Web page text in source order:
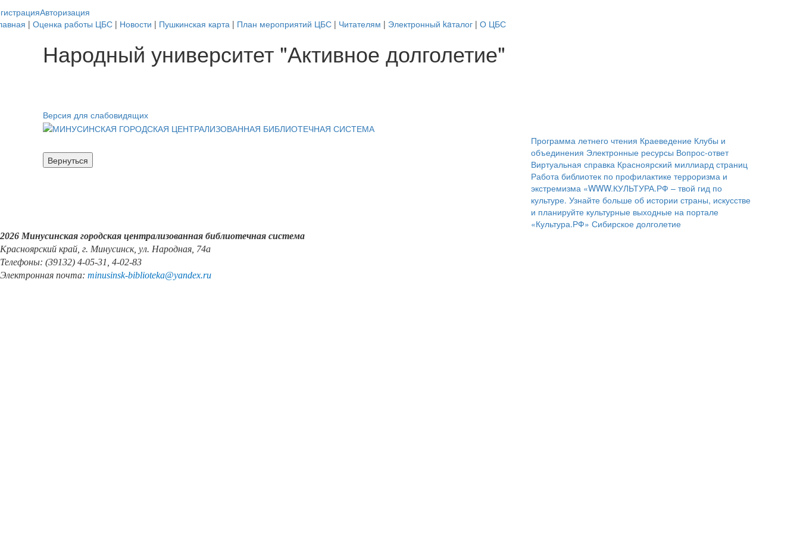
Авторизация
| Оценка работы ЦБС | Новости | Пушкинская карта | План мероприятий ЦБС | Читателям | Электронный kaталог | О ЦБС
Народный университет "Активное долголетие"
Версия для слабовидящих
Программа летнего чтения Краеведение Клубы и
объединения Электронные ресурсы Вопрос-ответ
Виртуальная справка Красноярский миллиард страниц
Работа библиотек по профилактике терроризма и
экстремизма «WWW.КУЛЬТУРА.РФ – твой гид по
культуре. Узнайте больше об истории страны, искусстве
и планируйте культурные выходные на портале
«Культура.РФ» Сибирское долголетие
2026 Минусинская городская централизованная библиотечная система
Красноярский край, г. Минусинск, ул. Народная, 74а
Телефоны: (39132) 4-05-31, 4-02-83
Электронная почта: minusinsk-biblioteka@yandex.ru